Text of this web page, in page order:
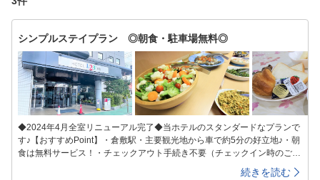
シンプルステイプラン ◎朝食・駐車場無料◎
◆2024年4月全室リニューアル完了◆当ホテルのスタンダードなプランで
す♪【おすすめPoint】・倉敷駅・主要観光地から車で約5分の好立地♪・朝
食は無料サービス！・チェックアウト手続き不要（チェックイン時のご清
算）・駐車場無料完備！■全室完備■加湿空気清浄機43型テレビバス・ウ
続きを読む